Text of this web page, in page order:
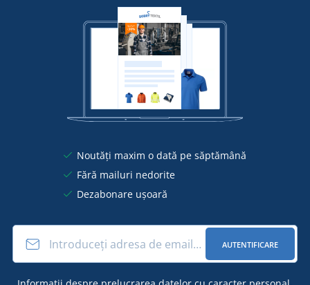
Noutăți maxim o dată pe săptămână
Fără mailuri nedorite
Dezabonare ușoară
AUTENTIFICARE